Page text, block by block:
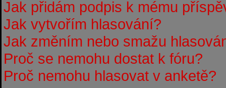
Jak přidám podpis k mému
Jak vytvořím hlasování?
Jak změním nebo smažu
Proč se nemohu dostat k fóru?
Proč nemohu hlasovat v anketě?